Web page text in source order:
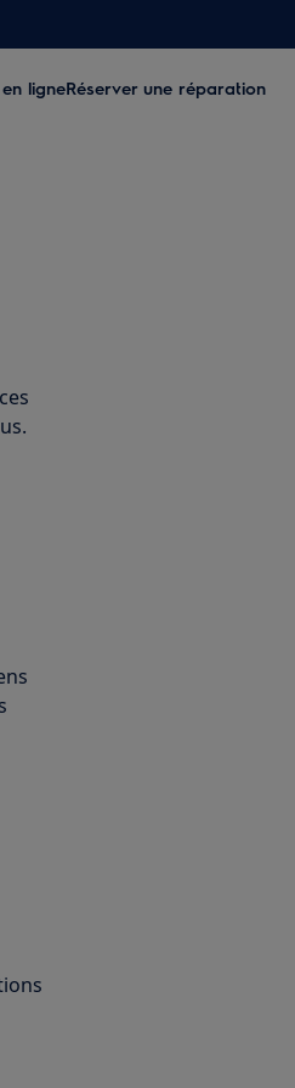
ligneRéserver une réparation